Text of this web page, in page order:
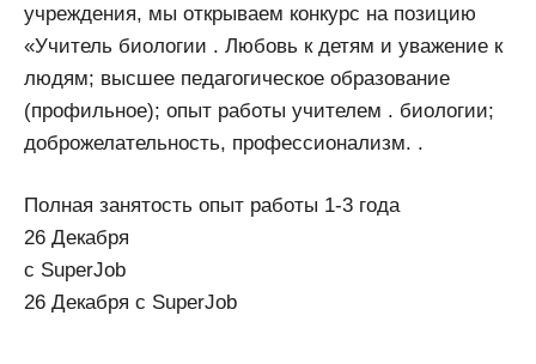
учреждения, мы открываем конкурс на позицию
«Учитель биологии . Любовь к детям и уважение к
людям; высшее педагогическое образование
(профильное); опыт работы учителем . биологии;
доброжелательность, профессионализм. .
Полная занятость опыт работы 1-3 года
26 Декабря
с SuperJob
26 Декабря с SuperJob